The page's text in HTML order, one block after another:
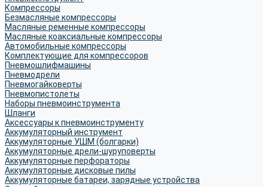
Компрессоры
Безмасляные компрессоры
Масляные ременные компрессоры
Масляные коаксиальные компрессоры
Автомобильные компрессоры
Комплектующие для компрессоров
Пневмошлифмашины
Пневмодрели
Пневмогайковерты
Пневмопистолеты
Наборы пневмоинструмента
Шланги
Аксессуары к пневмоинструменту
Аккумуляторный инструмент
Аккумуляторные УШМ (болгарки)
Аккумуляторные дрели-шуруповерты
Аккумуляторные перфораторы
Аккумуляторные дисковые пилы
Аккумуляторные батареи, зарядные устройства